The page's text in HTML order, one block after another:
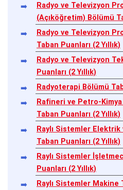
Radyo ve Televizyon
(Açıköğretim) Bölümü
Radyo ve Televizyon
Taban Puanları (2 Yıllık)
Radyo ve Televizyon
Puanları (2 Yıllık)
Radyoterapi Bölümü
Rafineri ve Petro-
Taban Puanları (2 Yıllık)
Raylı Sistemler
Taban Puanları (2 Yıllık)
Raylı Sistemler
Puanları (2 Yıllık)
Raylı Sistemler